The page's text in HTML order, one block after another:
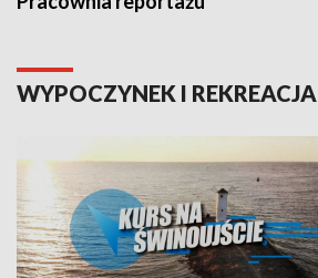
WYPOCZYNEK I REKREACJA